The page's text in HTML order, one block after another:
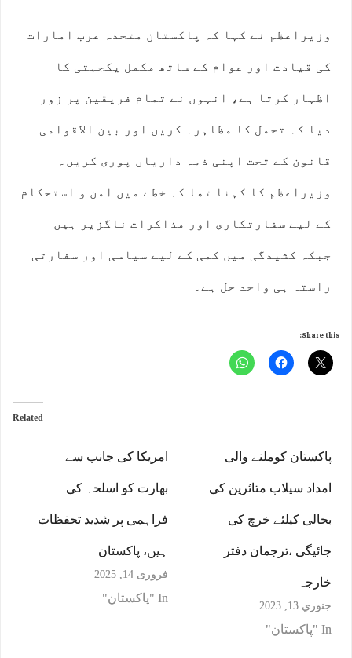
وزیراعظم نے کہا کہ پاکستان متحدہ عرب امارات
کی قیادت اور عوام کے ساتھ مکمل یکجہتی کا
اظہار کرتا ہے، انہوں نے تمام فریقین پر زور
دیا کہ تحمل کا مظاہرہ کریں اور بین الاقوامی
قانون کے تحت اپنی ذمہ داریاں پوری کریں۔
وزیراعظم کا کہنا تھا کہ خطے میں امن و استحکام
کے لیے سفارتکاری اور مذاکرات ناگزیر ہیں
جبکہ کشیدگی میں کمی کے لیے سیاسی اور سفارتی
راستہ ہی واحد حل ہے۔
Share this:
Related
امریکا کی جانب سے
بھارت کو اسلحہ کی
فراہمی پر شدید تحفظات
ہیں، پاکستان
فروری 14, 2025
In "پاکستان"
پاکستان کوملنے والی
امداد سیلاب متاثرین کی
بحالی کیلئے خرچ کی
جائیگی ،ترجمان دفتر
خارجہ
جنوري 13, 2023
In "پاکستان"